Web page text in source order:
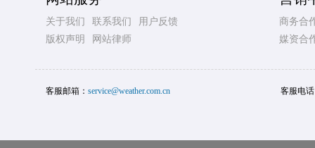
关于我们 联系我们
用户反馈
版权声明
网站律师
商务合
媒资合
客服邮箱： service@weather.com.cn 客服电